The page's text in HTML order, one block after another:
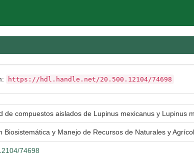
https://hdl.handle.net/20.500.12104/74698
de compuestos aislados de Lupinus mexicanus y Lupinus
Biosistemática y Manejo de Recursos de Naturales y
74698